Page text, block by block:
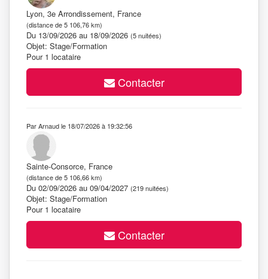
Lyon, 3e Arrondissement, France
(distance de 5 106,76 km)
Du 13/09/2026 au 18/09/2026 (5 nuitées)
Objet: Stage/Formation
Pour 1 locataire
Contacter
Par Arnaud le 18/07/2026 à 19:32:56
Sainte-Consorce, France
(distance de 5 106,66 km)
Du 02/09/2026 au 09/04/2027 (219 nuitées)
Objet: Stage/Formation
Pour 1 locataire
Contacter